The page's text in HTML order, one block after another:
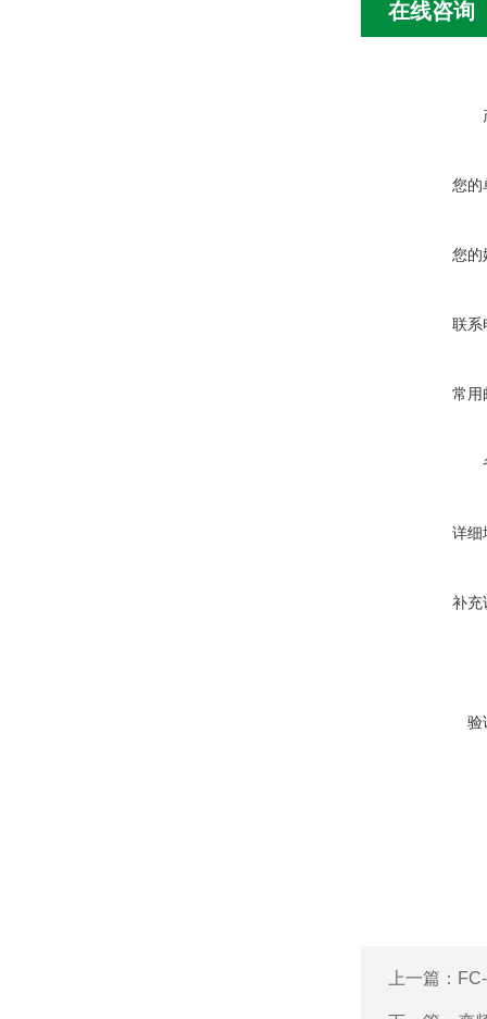
在线咨询
您的
您的
联系
常用
详细
补充
验
上一篇：